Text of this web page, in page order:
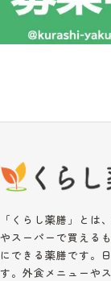
「くらし薬膳」とは
やスーパーで買える
にできる薬膳です。
す。外食メニューや